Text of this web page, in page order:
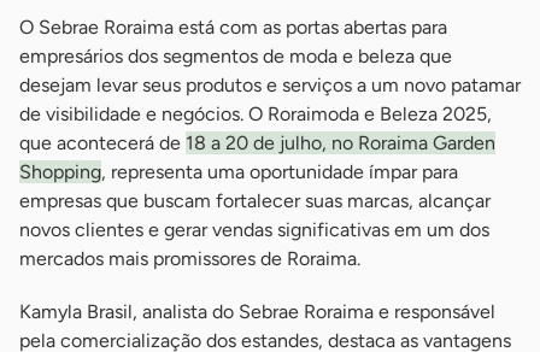
O Sebrae Roraima está com as portas abertas para
empresários dos segmentos de moda e beleza que
desejam levar seus produtos e serviços a um novo patamar
de visibilidade e negócios. O Roraimoda e Beleza 2025,
que acontecerá de 18 a 20 de julho, no Roraima Garden
Shopping, representa uma oportunidade ímpar para
empresas que buscam fortalecer suas marcas, alcançar
novos clientes e gerar vendas significativas em um dos
mercados mais promissores de Roraima.
Kamyla Brasil, analista do Sebrae Roraima e responsável
pela comercialização dos estandes, destaca as vantagens